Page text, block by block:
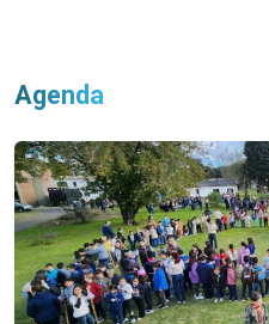
Agenda